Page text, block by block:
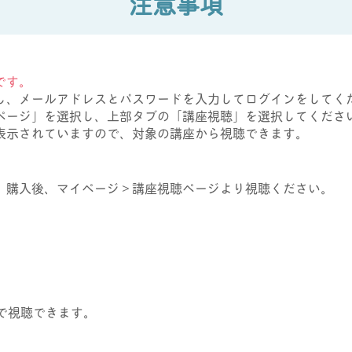
。
メールアドレスとパスワードを入力してログインをしてく
ジ」を選択し、上部タブの「講座視聴」を選択してくださ
されていますので、対象の講座から視聴できます。
入後、マイページ＞講座視聴ページより視聴ください。
聴できます。